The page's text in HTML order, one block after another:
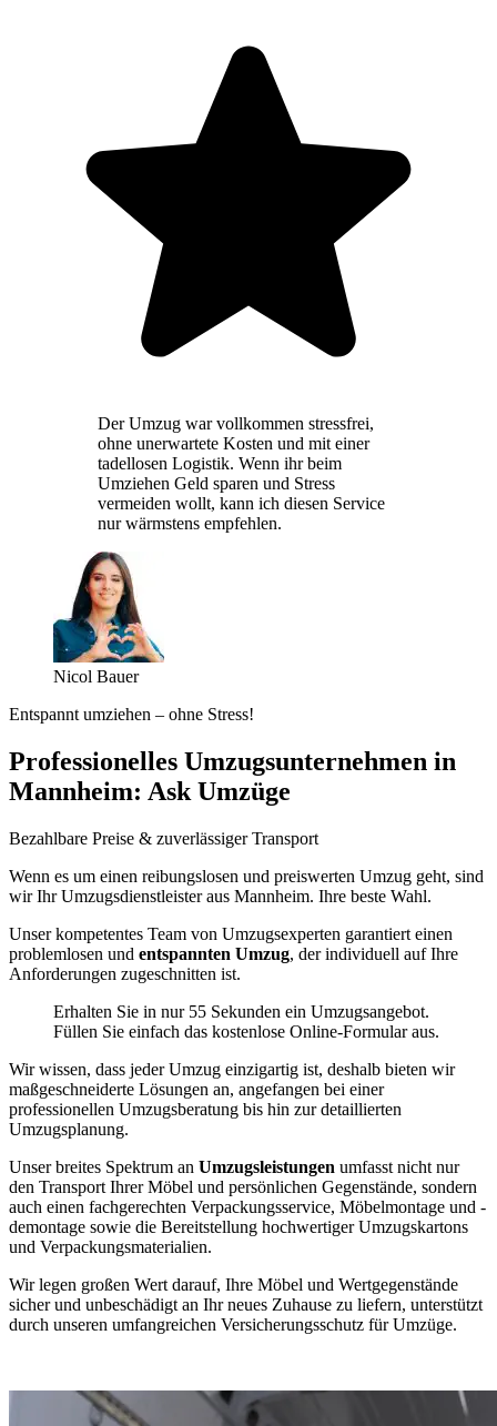
Der Umzug war vollkommen stressfrei,
ohne unerwartete Kosten und mit einer
tadellosen Logistik. Wenn ihr beim
Umziehen Geld sparen und Stress
vermeiden wollt, kann ich diesen Service
nur wärmstens empfehlen.
Nicol Bauer
Entspannt umziehen – ohne Stress!
Professionelles Umzugsunternehmen in
Mannheim: Ask Umzüge
Bezahlbare Preise & zuverlässiger Transport
Wenn es um einen reibungslosen und preiswerten Umzug geht, sind
wir Ihr Umzugsdienstleister aus Mannheim. Ihre beste Wahl.
Unser kompetentes Team von Umzugsexperten garantiert einen
problemlosen und entspannten Umzug, der individuell auf Ihre
Anforderungen zugeschnitten ist.
Erhalten Sie in nur 55 Sekunden ein Umzugsangebot.
Füllen Sie einfach das kostenlose Online-Formular aus.
Wir wissen, dass jeder Umzug einzigartig ist, deshalb bieten wir
maßgeschneiderte Lösungen an, angefangen bei einer
professionellen Umzugsberatung bis hin zur detaillierten
Umzugsplanung.
Unser breites Spektrum an Umzugsleistungen umfasst nicht nur
den Transport Ihrer Möbel und persönlichen Gegenstände, sondern
auch einen fachgerechten Verpackungsservice, Möbelmontage und -
demontage sowie die Bereitstellung hochwertiger Umzugskartons
und Verpackungsmaterialien.
Wir legen großen Wert darauf, Ihre Möbel und Wertgegenstände
sicher und unbeschädigt an Ihr neues Zuhause zu liefern, unterstützt
durch unseren umfangreichen Versicherungsschutz für Umzüge.